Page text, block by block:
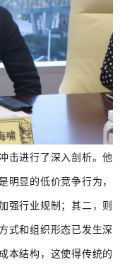
击进行了深入剖析。他
明显的低价竞争行为，
强行业规制；其二，则
式和组织形态已发生深
本结构，这使得传统的